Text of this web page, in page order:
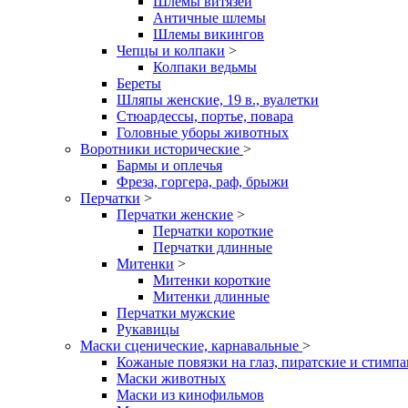
Античные шлемы
Шлемы викингов
Чепцы и колпаки >
Колпаки ведьмы
Береты
Шляпы женские, 19 в., вуалетки
Стюардессы, портье, повара
Головные уборы животных
Воротники исторические >
Бармы и оплечья
Фреза, горгера, раф, брыжи
Перчатки >
Перчатки женские >
Перчатки короткие
Перчатки длинные
Митенки >
Митенки короткие
Митенки длинные
Перчатки мужские
Рукавицы
Маски сценические, карнавальные >
Кожаные повязки на глаз, пиратские и
Маски животных
Маски из кинофильмов